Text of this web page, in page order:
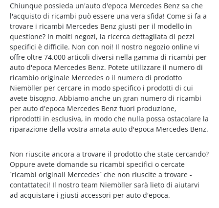
Chiunque possieda un'auto d'epoca Mercedes Benz sa che
l'acquisto di ricambi può essere una vera sfida! Come si fa a
trovare i ricambi Mercedes Benz giusti per il modello in
questione? In molti negozi, la ricerca dettagliata di pezzi
specifici è difficile. Non con noi! Il nostro negozio online vi
offre oltre 74.000 articoli diversi nella gamma di ricambi per
auto d'epoca Mercedes Benz. Potete utilizzare il numero di
ricambio originale Mercedes o il numero di prodotto
Niemöller per cercare in modo specifico i prodotti di cui
avete bisogno. Abbiamo anche un gran numero di ricambi
per auto d'epoca Mercedes Benz fuori produzione,
riprodotti in esclusiva, in modo che nulla possa ostacolare la
riparazione della vostra amata auto d'epoca Mercedes Benz.
Non riuscite ancora a trovare il prodotto che state cercando?
Oppure avete domande su ricambi specifici o cercate
´ricambi originali Mercedes´ che non riuscite a trovare -
contattateci! Il nostro team Niemöller sarà lieto di aiutarvi
ad acquistare i giusti accessori per auto d'epoca.